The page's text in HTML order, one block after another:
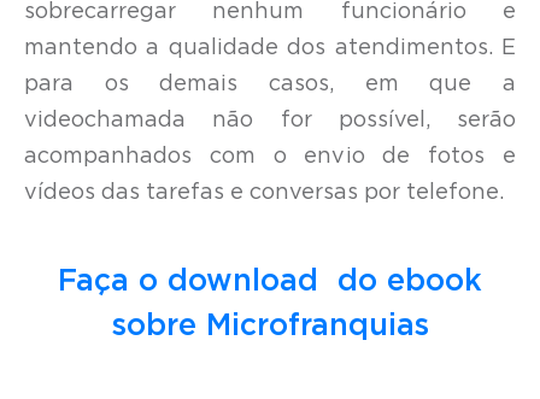
sobrecarregar nenhum funcionário e
mantendo a qualidade dos atendimentos. E
para os demais casos, em que a
videochamada não for possível, serão
acompanhados com o envio de fotos e
vídeos das tarefas e conversas por telefone.
Faça o download do ebook
sobre Microfranquias